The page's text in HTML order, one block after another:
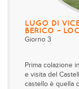
LUGO DI
BERICO –
Giorno 3
Prima colazione
e visita del
castello è quella